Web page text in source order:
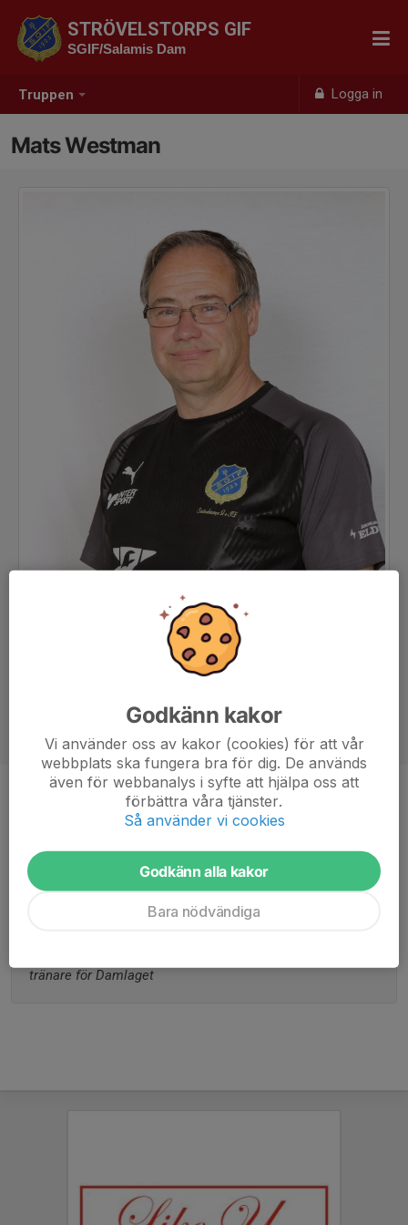
Truppen Logga in
STRÖVELSTORPS GIF
SGIF/Salamis Dam
Mats Westman
Tränare (kontaktperson)
63 år
Tidigare klubbar
Har endast spelat i Strövelstorps GIF
tränare för Damlaget
Godkänn kakor
Vi använder oss av kakor (cookies) för att vår
webbplats ska fungera bra för dig. De används
även för webbanalys i syfte att hjälpa oss att
förbättra våra tjänster.
Så använder vi cookies
Godkänn alla kakor
Bara nödvändiga